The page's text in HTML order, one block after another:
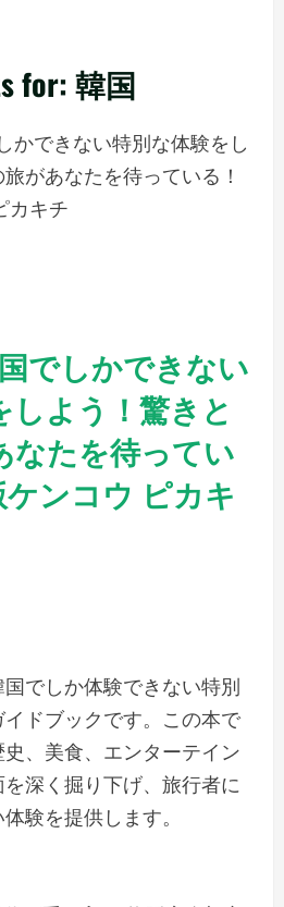
for: 韓国
でしかできない
しよう！驚きと
なたを待ってい
ケンコウ ピカキ
国でしか体験できない特別
ドブックです。この本で
、美食、エンターテイン
深く掘り下げ、旅行者に
験を提供します。